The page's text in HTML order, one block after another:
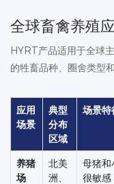
全球畜禽养殖
HYRT产品适用于全球
的牲畜品种、圈舍类型
应用
场景
典型
分布
区域
场景特
养猪
场
北美
洲、
母猪和
很敏感